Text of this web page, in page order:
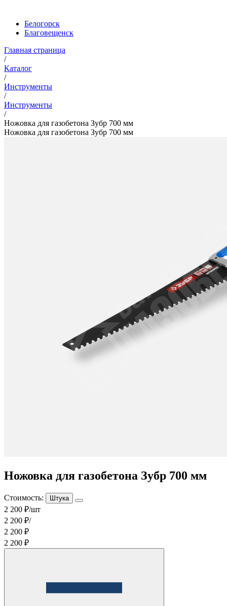
Белогорск
Благовещенск
Главная страница
/
Каталог
/
Инструменты
/
Инструменты
/
Ножовка для газобетона Зубр 700 мм
Ножовка для газобетона Зубр 700 мм
Ножовка для газобетона Зубр 700 мм
Стоимость: Штука
2 200 ₽/шт
2 200 ₽/
2 200 ₽
2 200 ₽